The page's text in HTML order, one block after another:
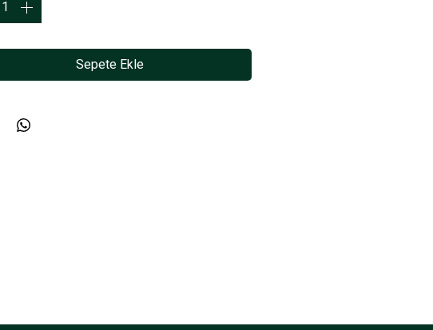
Sepete Ekle